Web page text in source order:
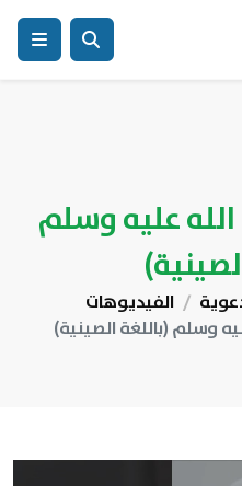
عليه وسلم
الفيديوهات
وسلم (باللغة الصينية)